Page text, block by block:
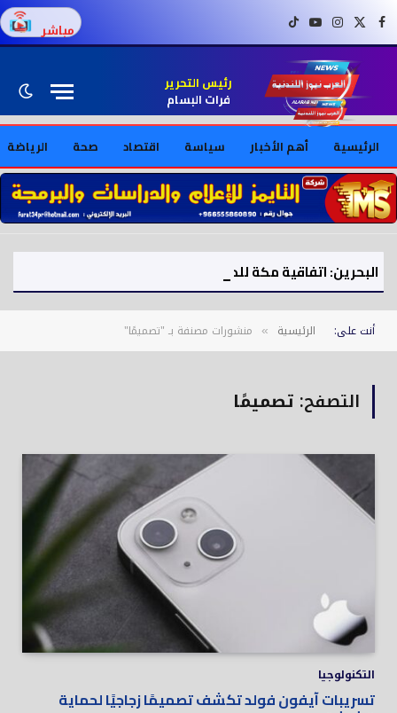
فيسبوكX (Twitter)
إنستغراميوتيوبتيك توك مباشر
رئيس التحرير
فرات البسام
الرئيسية أهم الأخبار سياسة اقتصاد صحة الرياضة
أنت على: الرئيسية » منشورات مصنفة بـ "تصميمًا"
التصفح: تصميمًا
التكنولوجيا
تسريبات آيفون فولد تكشف تصميمًا زجاجيًا لحماية